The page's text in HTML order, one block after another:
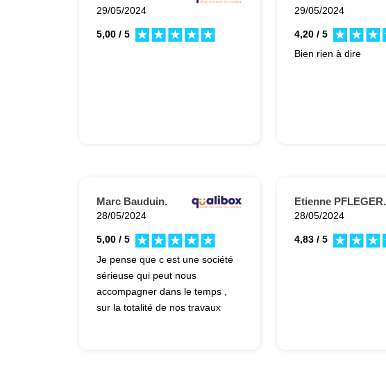
29/05/2024
5,00 / 5
29/05/2024
4,20 / 5
Bien rien à dire
Marc Bauduin.
28/05/2024
5,00 / 5
Je pense que c est une société
sérieuse qui peut nous
accompagner dans le temps ,
sur la totalité de nos travaux
Etienne PFLEGER.
28/05/2024
4,83 / 5